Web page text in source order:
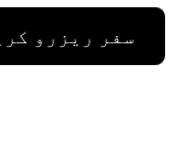
سفر ریزرو